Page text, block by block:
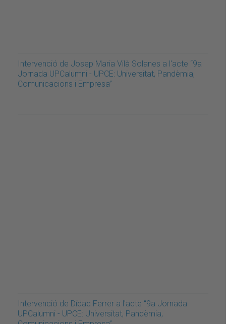
Intervenció de Josep Maria Vilà Solanes a l'acte “9a
Jornada UPCalumni - UPCE: Universitat, Pandèmia,
Comunicacions i Empresa”
Intervenció de Dídac Ferrer a l'acte “9a Jornada
UPCalumni - UPCE: Universitat, Pandèmia,